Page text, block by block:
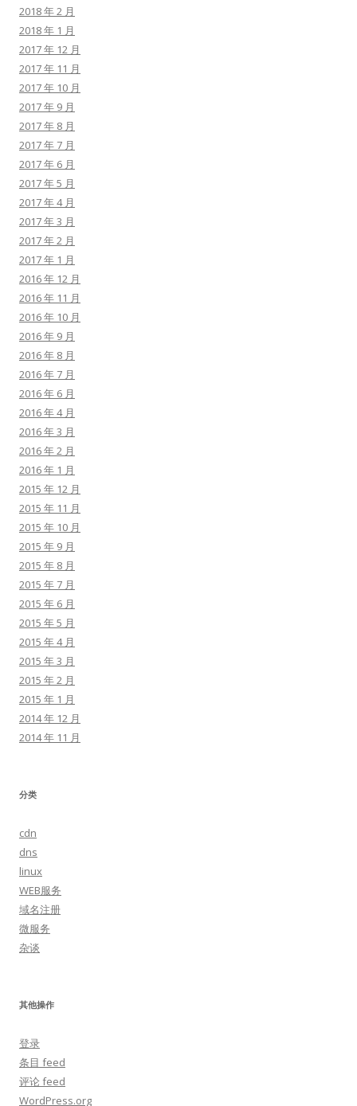
2018 年 2 月
2018 年 1 月
2017 年 12 月
2017 年 11 月
2017 年 10 月
2017 年 9 月
2017 年 8 月
2017 年 7 月
2017 年 6 月
2017 年 5 月
2017 年 4 月
2017 年 3 月
2017 年 2 月
2017 年 1 月
2016 年 12 月
2016 年 11 月
2016 年 10 月
2016 年 9 月
2016 年 8 月
2016 年 7 月
2016 年 6 月
2016 年 4 月
2016 年 3 月
2016 年 2 月
2016 年 1 月
2015 年 12 月
2015 年 11 月
2015 年 10 月
2015 年 9 月
2015 年 8 月
2015 年 7 月
2015 年 6 月
2015 年 5 月
2015 年 4 月
2015 年 3 月
2015 年 2 月
2015 年 1 月
2014 年 12 月
2014 年 11 月
分类
cdn
dns
linux
WEB服务
域名注册
微服务
杂谈
其他操作
登录
条目 feed
评论 feed
WordPress.org